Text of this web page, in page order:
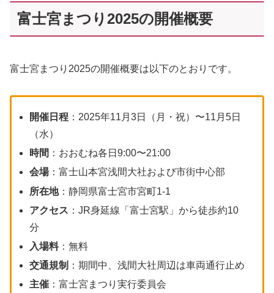
富士宮まつり2025の開催概要
富士宮まつり2025の開催概要は以下のとおりです。
開催日程 ：2025年11月3日（月・祝）〜11月5日
（水）
時間 ：おおむね各日9:00〜21:00
会場：富士山本宮浅間大社および市街中心部
所在地：静岡県富士宮市宮町1-1
アクセス ：JR身延線「富士宮駅」から徒歩約10
分
入場料：無料
交通規制 ：期間中、浅間大社周辺は車両通行止め
主催 ：富士宮まつり実行委員会